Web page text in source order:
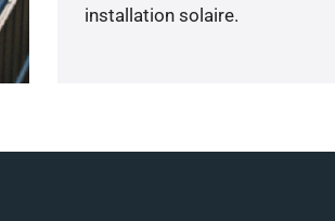
installation solaire.